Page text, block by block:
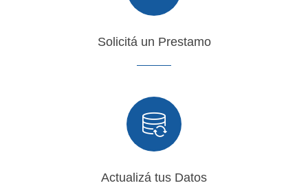
Solicitá un Prestamo
Actualizá tus Datos